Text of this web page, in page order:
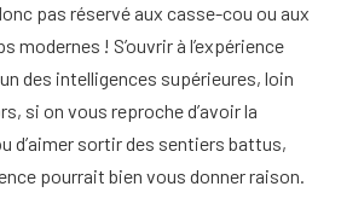
pas réservé aux casse-cou ou aux
modernes ! S’ouvrir à l’expérience
des intelligences supérieures, loin
si on vous reproche d’avoir la
d’aimer sortir des sentiers battus,
pourrait bien vous donner raison.